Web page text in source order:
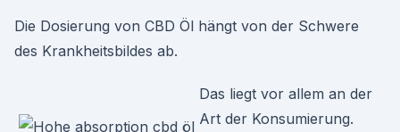
Die Dosierung von CBD Öl hängt von der Schwere
des Krankheitsbildes ab.
Das liegt vor allem an der
Art der Konsumierung.